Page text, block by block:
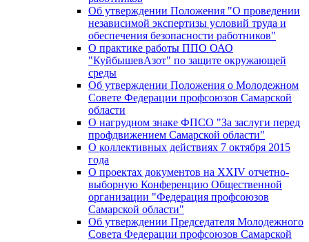
Об утверждении Положения "О проведении
независимой экспертизы условий труда и
обеспечения безопасности работников"
О практике работы ППО ОАО
"КуйбышевАзот" по защите окружающей
среды
Об утверждении Положения о Молодежном
Совете Федерации профсоюзов Самарской
области
О нагрудном знаке ФПСО "За заслуги перед
профдвижением Самарской области"
О коллективных действиях 7 октября 2015
года
О проектах документов на XXIV отчетно-
выборную Конференцию Общественной
организации "Федерация профсоюзов
Самарской области"
Об утверждении Председателя Молодежного
Совета Федерации профсоюзов Самарской